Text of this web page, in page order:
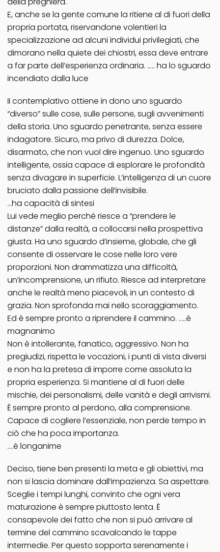
E, anche se la gente comune la ritiene al di fuori della
propria portata, riservandone volentieri la
specializzazione ad alcuni individui privilegiati, che
dimorano nella quiete dei chiostri, essa deve entrare
a far parte dell’esperienza ordinaria. ….. ha lo sguardo
incendiato dalla luce
II contemplativo ottiene in dono uno sguardo
“diverso” sulle cose, sulle persone, sugli avvenimenti
della storia. Uno sguardo penetrante, senza essere
indagatore. Sicuro, ma privo di durezza. Dolce,
disarmato, che non vuol dire ingenuo. Uno sguardo
intelligente, ossia capace di esplorare le profondità
senza divagare in superficie. L’intelligenza di un cuore
bruciato dalla passione dell’invisibile.
…ha capacità di sintesi
Lui vede meglio perché riesce a “prendere le
distanze” dalla realtà, a collocarsi nella prospettiva
giusta. Ha uno sguardo d’insieme, globale, che gli
consente di osservare le cose nelle loro vere
proporzioni. Non drammatizza una difficoltà,
un’incomprensione, un rifiuto. Riesce ad interpretare
anche le realtà meno piacevoli, in un contesto di
grazia. Non sprofonda mai nello scoraggiamento.
Ed è sempre pronto a riprendere il cammino. …..è
magnanimo
Non è intollerante, fanatico, aggressivo. Non ha
pregiudizi, rispetta le vocazioni, i punti di vista diversi
e non ha la pretesa di imporre come assoluta la
propria esperienza. Si mantiene al di fuori delle
mischie, dei personalismi, delle vanità e degli arrivismi.
È sempre pronto al perdono, alla comprensione.
Capace di cogliere l’essenziale, non perde tempo in
ciò che ha poca importanza.
….è longanime
Deciso, tiene ben presenti la meta e gli obiettivi, ma
non si lascia dominare dall’impazienza. Sa aspettare.
Sceglie i tempi lunghi, convinto che ogni vera
maturazione è sempre piuttosto lenta. È
consapevole dei fatto che non si può arrivare al
termine del cammino scavalcando le tappe
intermedie. Per questo sopporta serenamente i